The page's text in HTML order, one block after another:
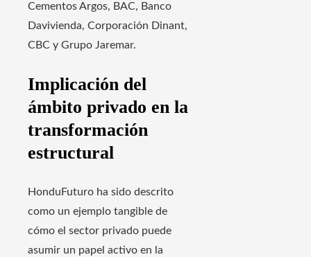
Cementos Argos, BAC, Banco
Davivienda, Corporación Dinant,
CBC y Grupo Jaremar.
Implicación del
ámbito privado en la
transformación
estructural
HonduFuturo ha sido descrito
como un ejemplo tangible de
cómo el sector privado puede
asumir un papel activo en la